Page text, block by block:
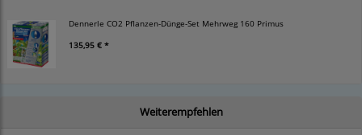
Dennerle CO2 Pflanzen-Dünge-Set Mehrweg 160 Primus
135,95 € *
Weiterempfehlen